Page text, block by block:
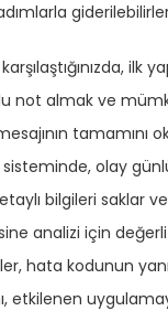
ilk
not almak ve
tamamını
olay
bilgileri saklar
analizi için
hata kodunun
etkilenen